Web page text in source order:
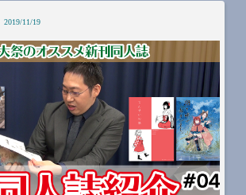
2019/11/19